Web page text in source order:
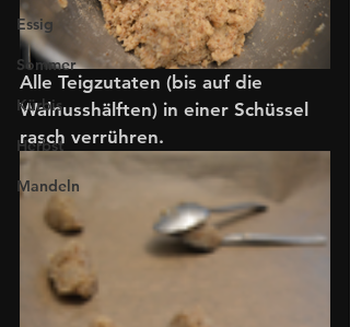
Essig
Sommer
Kürbis
Herbst
Mandeln
Alle Teigzutaten (bis auf die
Walnusshälften) in einer Schüssel
rasch verrühren.